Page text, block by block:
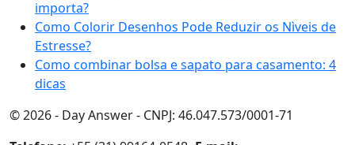
importa?
Como Colorir Desenhos Pode Reduzir os Nìveis de
Estresse?
Como combinar bolsa e sapato para casamento: 4
dicas
© 2026 - Day Answer - CNPJ: 46.047.573/0001-71